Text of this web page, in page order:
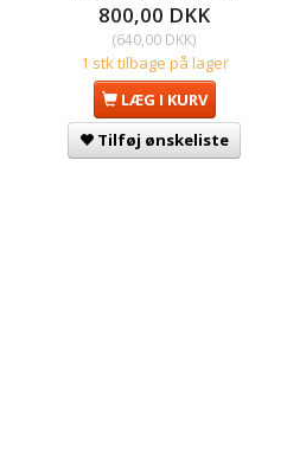
800,00 DKK
(640,00 DKK)
1 stk tilbage på lager
LÆG I KURV
Tilføj ønskeliste